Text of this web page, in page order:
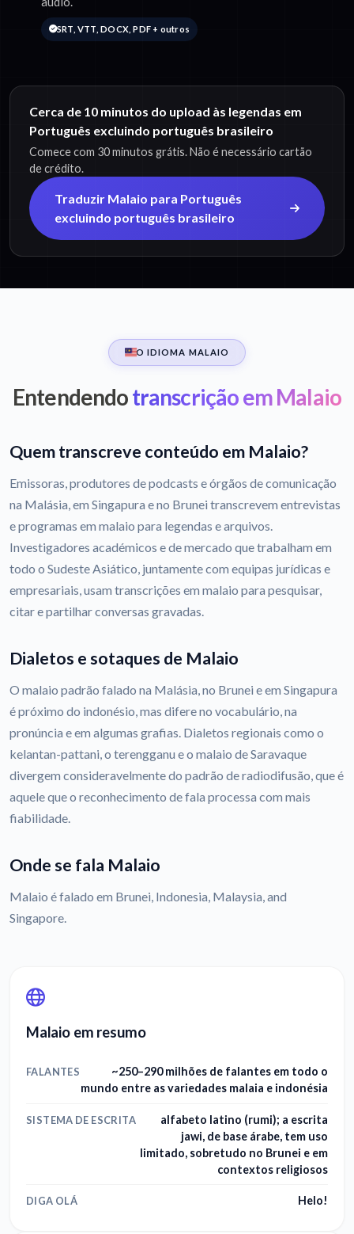
SRT, VTT, DOCX, PDF + outros
Cerca de 10 minutos do upload às legendas em
Português excluindo português brasileiro
Comece com 30 minutos grátis. Não é necessário cartão
de crédito.
Traduzir Malaio para Português
excluindo português brasileiro
O IDIOMA MALAIO
Entendendotranscrição em Malaio
Quem transcreve conteúdo em Malaio?
Emissoras, produtores de podcasts e órgãos de comunicação
na Malásia, em Singapura e no Brunei transcrevem entrevistas
e programas em malaio para legendas e arquivos.
Investigadores académicos e de mercado que trabalham em
todo o Sudeste Asiático, juntamente com equipas jurídicas e
empresariais, usam transcrições em malaio para pesquisar,
citar e partilhar conversas gravadas.
Dialetos e sotaques de Malaio
O malaio padrão falado na Malásia, no Brunei e em Singapura
é próximo do indonésio, mas difere no vocabulário, na
pronúncia e em algumas grafias. Dialetos regionais como o
kelantan-pattani, o terengganu e o malaio de Saravaque
divergem consideravelmente do padrão de radiodifusão, que é
aquele que o reconhecimento de fala processa com mais
fiabilidade.
Onde se fala Malaio
Malaio é falado em Brunei, Indonesia, Malaysia, and
Singapore.
Malaio em resumo
FALANTES
~250–290 milhões de falantes em todo o
mundo entre as variedades malaia e indonésia
SISTEMA DE ESCRITA
alfabeto latino (rumi); a escrita
jawi, de base árabe, tem uso
limitado, sobretudo no Brunei e em
contextos religiosos
DIGA OLÁ Helo!